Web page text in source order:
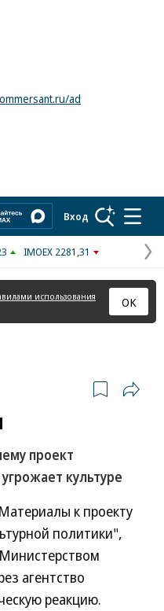
ad
Вход
IMOEX 2281,31
использования
ОК
проект
культуре
к проекту
политики",
агентство
реакцию.